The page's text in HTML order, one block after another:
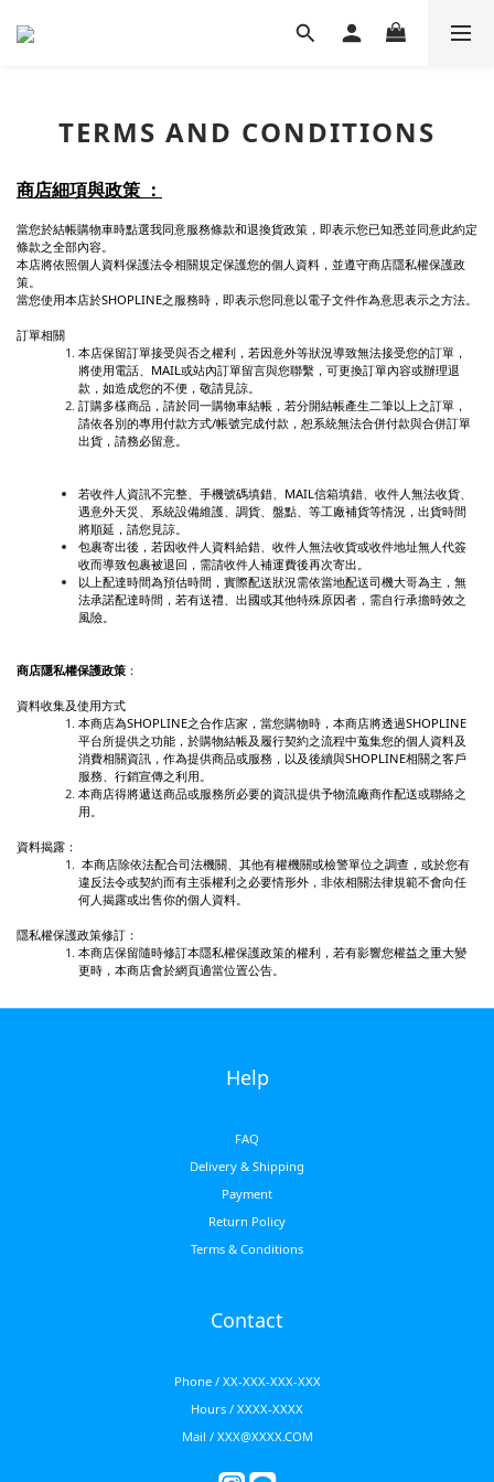
TERMS AND CONDITIONS
商店細項與政策 ：
當您於結帳購物車時點選我同意服務條款和退換貨政策，即表示您已知悉並同意此約定
條款之全部內容。
本店將依照個人資料保護法令相關規定保護您的個人資料，並遵守商店隱私權保護政
策。
當您使用本店於SHOPLINE之服務時，即表示您同意以電子文件作為意思表示之方法。
訂單相關
本店保留訂單接受與否之權利，若因意外等狀況導致無法接受您的訂單，
將使用電話、MAIL或站內訂單留言與您聯繫，可更換訂單內容或辦理退
款，如造成您的不便，敬請見諒。
訂購多樣商品，請於同一購物車結帳，若分開結帳產生二筆以上之訂單，
請依各別的專用付款方式/帳號完成付款，恕系統無法合併付款與合併訂單
出貨，請務必留意。
若收件人資訊不完整、手機號碼填錯、MAIL信箱填錯、收件人無法收貨、
遇意外天災、系統設備維護、調貨、盤點、等工廠補貨等情況，出貨時間
將順延，請您見諒。
包裹寄出後，若因收件人資料給錯、收件人無法收貨或收件地址無人代簽
收而導致包裹被退回，需請收件人補運費後再次寄出。
以上配達時間為預估時間，實際配送狀況需依當地配送司機大哥為主，無
法承諾配達時間，若有送禮、出國或其他特殊原因者，需自行承擔時效之
風險。
商店隱私權保護政策 ：
資料收集及使用方式
本商店為SHOPLINE之合作店家，當您購物時，本商店將透過SHOPLINE
平台所提供之功能，於購物結帳及履行契約之流程中蒐集您的個人資料及
消費相關資訊，作為提供商品或服務，以及後續與SHOPLINE相關之客戶
服務、行銷宣傳之利用。
本商店得將遞送商品或服務所必要的資訊提供予物流廠商作配送或聯絡之
用。
資料揭露：
本商店除依法配合司法機關、其他有權機關或檢警單位之調查，或於您有
違反法令或契約而有主張權利之必要情形外，非依相關法律規範不會向任
何人揭露或出售你的個人資料。
隱私權保護政策修訂：
本商店保留隨時修訂本隱私權保護政策的權利，若有影響您權益之重大變
更時，本商店會於網頁適當位置公告。
Help
FAQ
Delivery & Shipping
Payment
Return Policy
Terms & Conditions
Contact
Phone / XX-XXX-XXX-XXX
Hours / XXXX-XXXX
Mail / XXX@XXXX.COM